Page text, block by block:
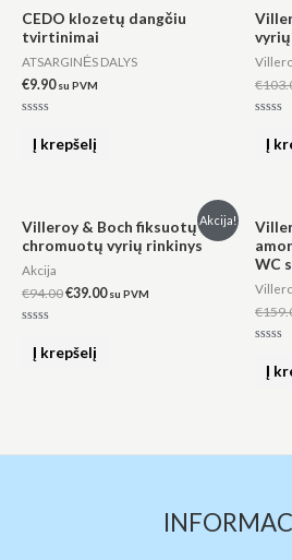
CEDO klozetų dangčiu
tvirtinimai
ATSARGINĖS DALYS
€9.90 su PVM
Į krepšelį
€
Į
Akcija!
Villeroy & Boch fiksuotų
chromuotų vyrių rinkinys
Akcija
€94.00
price
was:
€39.00
price
is:
su PVM
Į krepšelį
WC
€
Į